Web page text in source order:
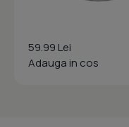
59.99 Lei
Adauga in cos